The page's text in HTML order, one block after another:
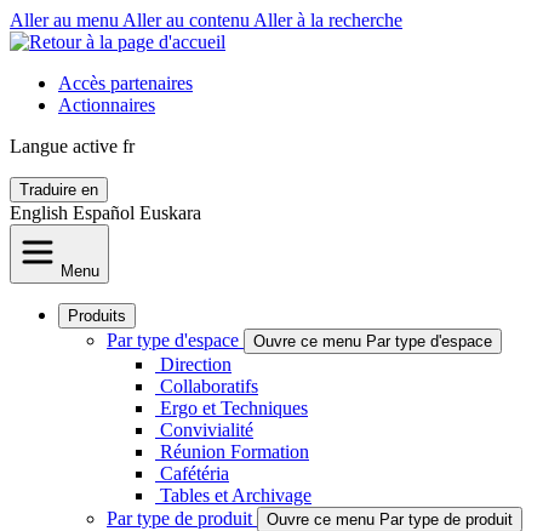
Aller au menu Aller au contenu Aller à la recherche
Accès partenaires
Actionnaires
Langue active fr
Traduire en
English Español Euskara
Menu
Produits
Par type d'espace Ouvre ce menu Par type d'espace
Direction
Collaboratifs
Ergo et Techniques
Convivialité
Réunion Formation
Cafétéria
Tables et Archivage
Par type de produit
Ouvre ce menu Par type de produit